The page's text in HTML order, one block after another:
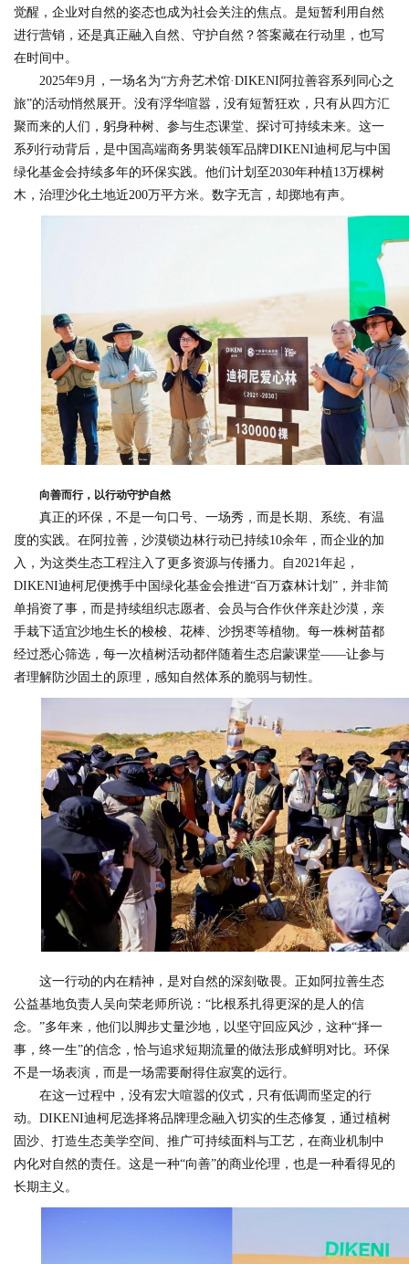
觉醒，企业对自然的姿态也成为社会关注的焦点。是短暂利用自然
进行营销，还是真正融入自然、守护自然？答案藏在行动里，也写
在时间中。
2025年9月，一场名为“方舟艺术馆·DIKENI阿拉善容系列同心之
旅”的活动悄然展开。没有浮华喧嚣，没有短暂狂欢，只有从四方汇
聚而来的人们，躬身种树、参与生态课堂、探讨可持续未来。这一
系列行动背后，是中国高端商务男装领军品牌DIKENI迪柯尼与中国
绿化基金会持续多年的环保实践。他们计划至2030年种植13万棵树
木，治理沙化土地近200万平方米。数字无言，却掷地有声。
向善而行，以行动守护自然
真正的环保，不是一句口号、一场秀，而是长期、系统、有温
度的实践。在阿拉善，沙漠锁边林行动已持续10余年，而企业的加
入，为这类生态工程注入了更多资源与传播力。自2021年起，
DIKENI迪柯尼便携手中国绿化基金会推进“百万森林计划”，并非简
单捐资了事，而是持续组织志愿者、会员与合作伙伴亲赴沙漠，亲
手栽下适宜沙地生长的梭梭、花棒、沙拐枣等植物。每一株树苗都
经过悉心筛选，每一次植树活动都伴随着生态启蒙课堂——让参与
者理解防沙固土的原理，感知自然体系的脆弱与韧性。
这一行动的内在精神，是对自然的深刻敬畏。正如阿拉善生态
公益基地负责人吴向荣老师所说：“比根系扎得更深的是人的信
念。”多年来，他们以脚步丈量沙地，以坚守回应风沙，这种“择一
事，终一生”的信念，恰与追求短期流量的做法形成鲜明对比。环保
不是一场表演，而是一场需要耐得住寂寞的远行。
在这一过程中，没有宏大喧嚣的仪式，只有低调而坚定的行
动。DIKENI迪柯尼选择将品牌理念融入切实的生态修复，通过植树
固沙、打造生态美学空间、推广可持续面料与工艺，在商业机制中
内化对自然的责任。这是一种“向善”的商业伦理，也是一种看得见的
长期主义。